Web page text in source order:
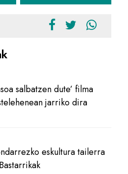
salbatzen dute’ filma
jarriko dira
eskultura tailerra